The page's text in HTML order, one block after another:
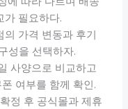
가 필요하다.
의 가격 변동과 후기
성을 선택하자.
사양으로 비교하고
여부를 함께 확인.
정 후 공식몰과 제휴